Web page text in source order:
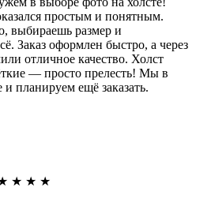
простым и понятным.
выбираешь размер и
Заказ оформлен быстро, а через
отличное качество. Холст
— просто прелесть! Мы в
и планируем ещё заказать.
★ ★ ★